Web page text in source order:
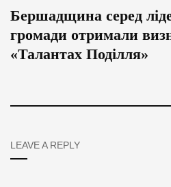
Бершадщина серед
громади отримали
«Талантах Поділля»
LEAVE A REPLY